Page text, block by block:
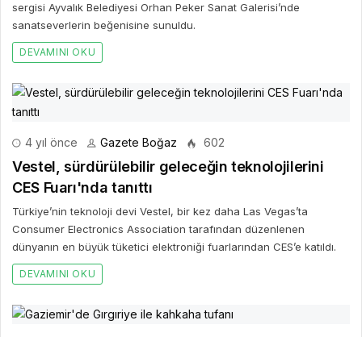
sergisi Ayvalık Belediyesi Orhan Peker Sanat Galerisi’nde
sanatseverlerin beğenisine sunuldu.
DEVAMINI OKU
4 yıl önce Gazete Boğaz 602
Vestel, sürdürülebilir geleceğin teknolojilerini
CES Fuarı'nda tanıttı
Türkiye’nin teknoloji devi Vestel, bir kez daha Las Vegas’ta
Consumer Electronics Association tarafından düzenlenen
dünyanın en büyük tüketici elektroniği fuarlarından CES’e katıldı.
DEVAMINI OKU